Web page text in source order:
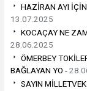
HAZİRAN AYI
13.07.2025
KOCAÇAY NE
28.06.2025
ÖMERBEY
BAĞLAYAN YO -
SAYIN